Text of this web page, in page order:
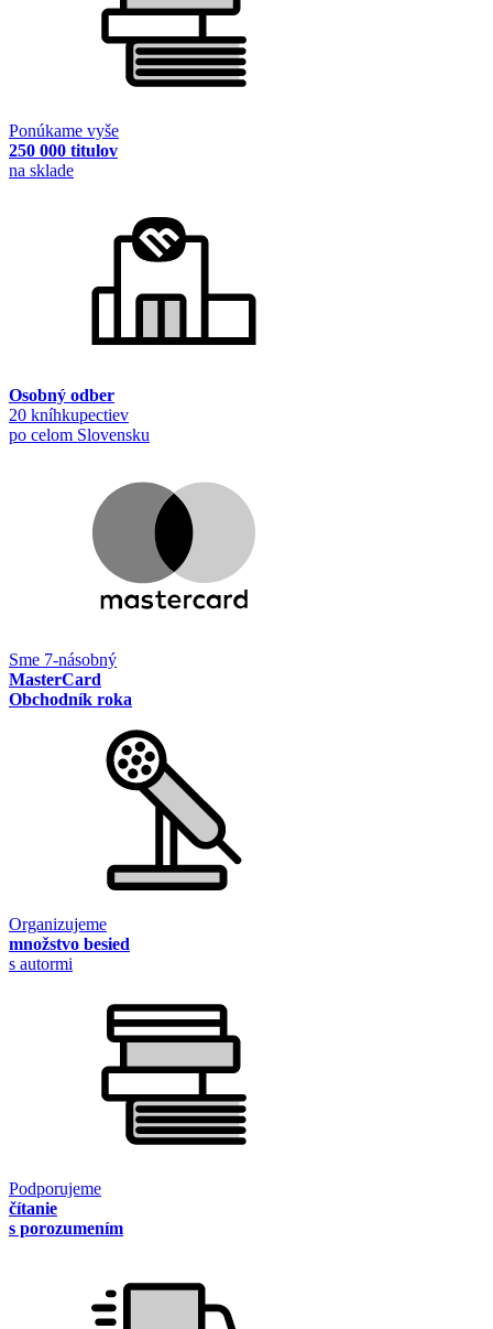
Ponúkame vyše
250 000 titulov
na sklade
Osobný odber
20 kníhkupectiev
po celom Slovensku
Sme 7-násobný
MasterCard
Obchodník roka
Organizujeme
množstvo besied
s autormi
Podporujeme
čítanie
s porozumením